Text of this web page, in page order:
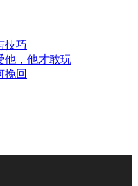
技巧
他，他才敢玩
挽回